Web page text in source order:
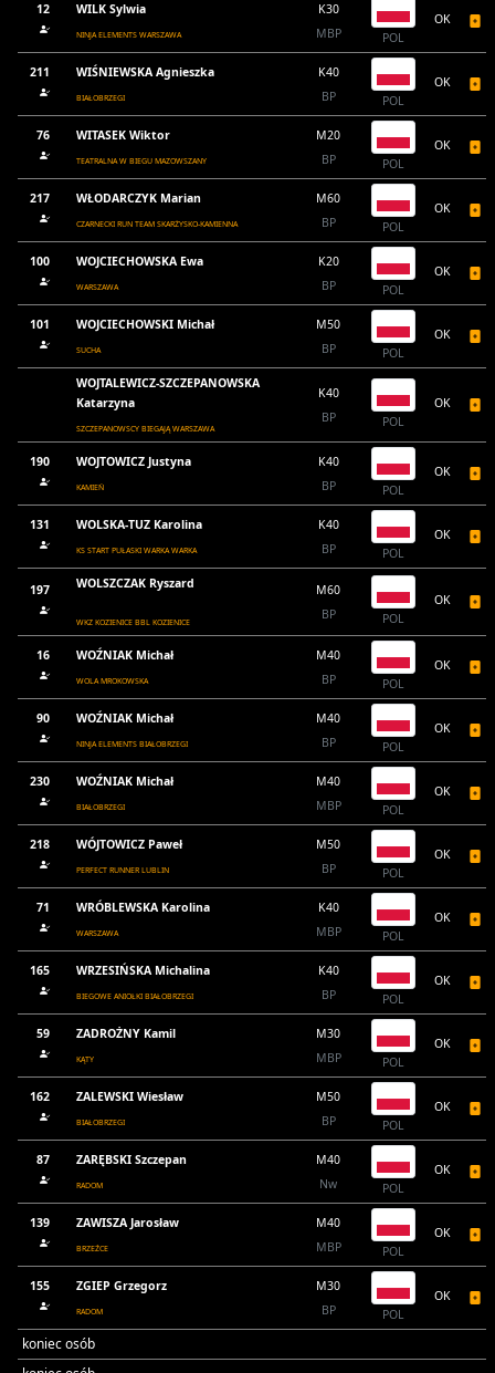
12 WILK Sylwia
NINJA ELEMENTS WARSZAWA
K30
MBP
POL
OK
211 WIŚNIEWSKA Agnieszka
BIAŁOBRZEGI
K40
BP
POL
OK
76 WITASEK Wiktor
TEATRALNA W BIEGU MAZOWSZANY
M20
BP
POL
OK
217 WŁODARCZYK Marian
CZARNECKI RUN TEAM SKARŻYSKO-KAMIENNA
M60
BP
POL
OK
100 WOJCIECHOWSKA Ewa
WARSZAWA
K20
BP
POL
OK
101 WOJCIECHOWSKI Michał
SUCHA
M50
BP
POL
OK
WOJTALEWICZ-SZCZEPANOWSKA
Katarzyna
SZCZEPANOWSCY BIEGAJĄ WARSZAWA
K40
BP
POL
OK
190 WOJTOWICZ Justyna
KAMIEŃ
K40
BP
POL
OK
131 WOLSKA-TUZ Karolina
KS START PUŁASKI WARKA WARKA
K40
BP
POL
OK
197 WOLSZCZAK Ryszard
WKZ KOZIENICE BBL KOZIENICE
M60
BP
POL
OK
16 WOŹNIAK Michał
WOLA MROKOWSKA
M40
BP
POL
OK
90 WOŹNIAK Michał
NINJA ELEMENTS BIAŁOBRZEGI
M40
BP
POL
OK
230 WOŹNIAK Michał
BIAŁOBRZEGI
M40
MBP
POL
OK
218 WÓJTOWICZ Paweł
PERFECT RUNNER LUBLIN
M50
BP
POL
OK
71 WRÓBLEWSKA Karolina
WARSZAWA
K40
MBP
POL
OK
165 WRZESIŃSKA Michalina
BIEGOWE ANIOŁKI BIAŁOBRZEGI
K40
BP
POL
OK
59 ZADROŻNY Kamil
KĄTY
M30
MBP
POL
OK
162 ZALEWSKI Wiesław
BIAŁOBRZEGI
M50
BP
POL
OK
87 ZARĘBSKI Szczepan
RADOM
M40
Nw
POL
OK
139 ZAWISZA Jarosław
BRZEŹCE
M40
MBP
POL
OK
155 ZGIEP Grzegorz
RADOM
M30
BP
POL
OK
koniec osób